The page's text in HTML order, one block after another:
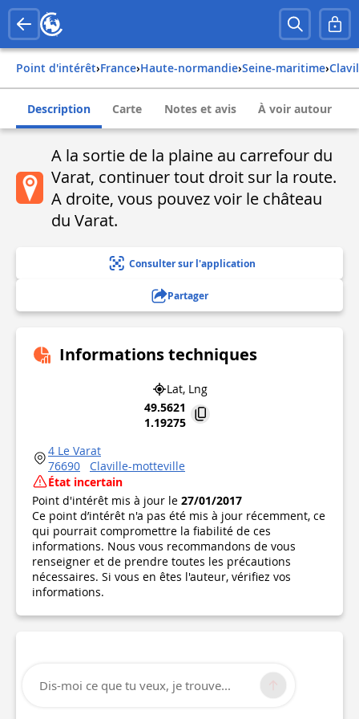
Point d'intérêt› france› haute-normandie› seine-maritime›
Description Carte Notes et avis À voir autour
A la sortie de la plaine au carrefour du
Varat, continuer tout droit sur la route.
A droite, vous pouvez voir le château
du Varat.
Consulter sur l'application
Partager
Informations techniques
Lat, Lng
49.5621
1.19275
4 Le Varat
76690
Claville-motteville
État incertain
Point d'intérêt mis à jour le 27/01/2017
Ce point d’intérêt n'a pas été mis à jour récemment, ce
qui pourrait compromettre la fiabilité de ces
informations. Nous vous recommandons de vous
renseigner et de prendre toutes les précautions
nécessaires. Si vous en êtes l'auteur, vérifiez vos
informations.
Dis-moi ce que tu veux, je trouve...